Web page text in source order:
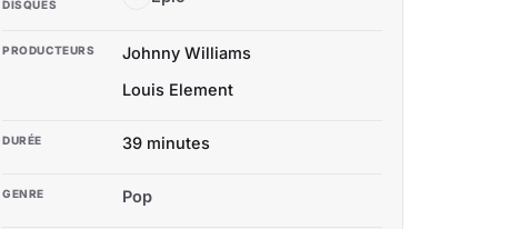
DISQUES
PRODUCTEURS
Johnny Williams
Louis Element
DURÉE 39 minutes
GENRE Pop